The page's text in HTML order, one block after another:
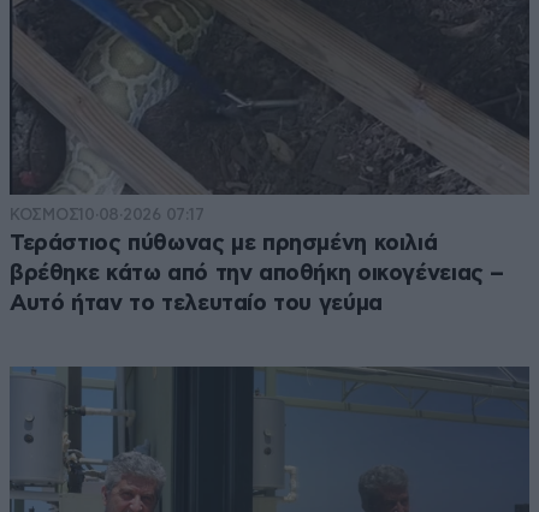
ΚΟΣΜΟΣ10·08·2026 07:17
Τεράστιος πύθωνας με πρησμένη κοιλιά
βρέθηκε κάτω από την αποθήκη οικογένειας –
Αυτό ήταν το τελευταίο του γεύμα